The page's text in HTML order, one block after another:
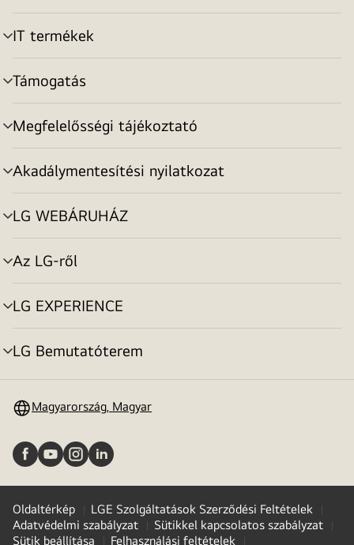
toggle
IT termékek
menu
toggle
Támogatás
menu
toggle
Megfelelősségi tájékoztató
menu
toggle
Akadálymentesítési nyilatkozat
menu
toggle
LG WEBÁRUHÁZ
menu
toggle
Az LG-ről
menu
toggle
LG EXPERIENCE
menu
toggle
LG Bemutatóterem
menu
Magyarország, Magyar
Oldaltérkép
LGE Szolgáltatások Szerződési Feltételek
Adatvédelmi szabályzat
Sütikkel kapcsolatos szabályzat
Sütik beállítása
Felhasználási feltételek